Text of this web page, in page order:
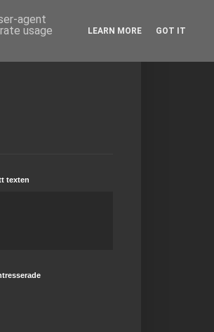
texten
agent
usage
LEARN MORE GOT IT